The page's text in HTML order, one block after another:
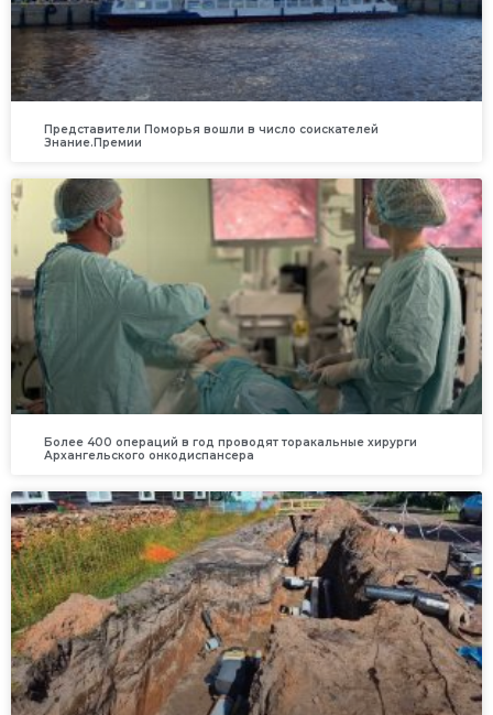
Представители Поморья вошли в число соискателей
Знание.Премии
Более 400 операций в год проводят торакальные хирурги
Архангельского онкодиспансера